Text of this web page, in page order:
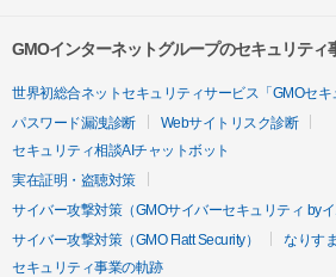
GMOインターネットグループのセキュリティ
世界初総合ネットセキュリティサービス「GMOセキ
パスワード漏洩診断
Webサイトリスク診断
セキュリティ相談AIチャットボット
実在証明・盗聴対策
サイバー攻撃対策（GMOサイバーセキュリティ byイ
サイバー攻撃対策（GMO Flatt Security）
なりす
セキュリティ事業の軌跡